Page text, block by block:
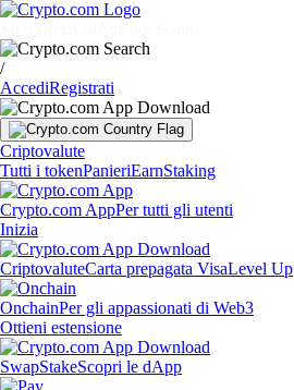
/
AccediRegistrati
Criptovalute
Tutti i tokenPanieriEarnStaking
Crypto.com AppPer tutti gli utenti
Inizia
CriptovaluteCarta prepagata VisaLevel Up
OnchainPer gli appassionati di Web3
Ottieni estensione
SwapStakeScopri le dApp